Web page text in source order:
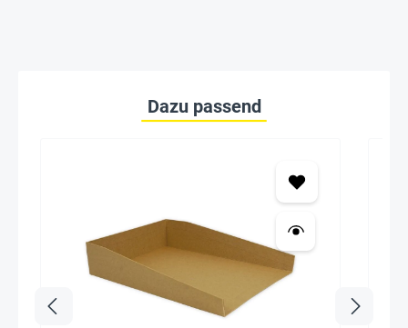
Dazu passend